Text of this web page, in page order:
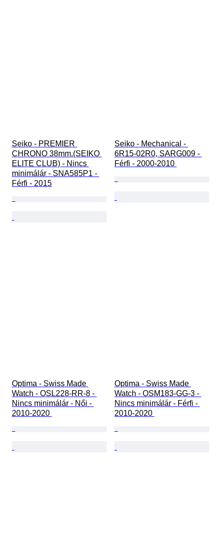
Seiko - PREMIER
CHRONO 38mm.(SEIKO
ELITE CLUB) - Nincs
minimálár - SNA585P1 -
Férfi - 2015
Seiko - Mechanical -
6R15-02R0, SARG009 -
Férfi - 2000-2010
Optima - Swiss Made
Watch - OSL228-RR-8 -
Nincs minimálár - Női -
2010-2020
Optima - Swiss Made
Watch - OSM183-GG-3 -
Nincs minimálár - Férfi -
2010-2020